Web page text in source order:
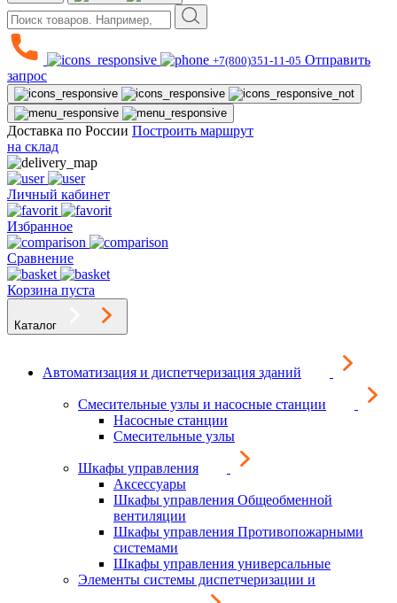
+7(800)351-11-05 Отправить
запрос
Доставка по России Построить маршрут
на склад
Личный кабинет
Избранное
Сравнение
Корзина пуста
Каталог
Автоматизация и диспетчеризация зданий
Смесительные узлы и насосные станции
Насосные станции
Смесительные узлы
Шкафы управления
Аксессуары
Шкафы управления Общеобменной
вентиляции
Шкафы управления Противопожарными
системами
Шкафы управления универсальные
Элементы системы диспетчеризации и